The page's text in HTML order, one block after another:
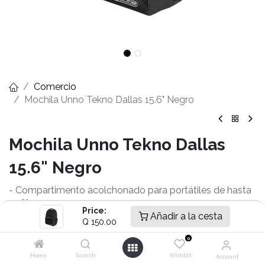
Price:
Q 150.00 Añadir a la cesta
Home Search
0
Wishlist Account
Comercio
Mochila Unno Tekno Dallas 15.6" Negro
Mochila Unno Tekno Dallas
15.6" Negro
- Compartimento acolchonado para portátiles de hasta
15,6".
- Gran compartimento principal
- Bolsillo frontal con zipper
- Bolsillo interior mediano
- Correas acolchonadas y ajustables para los hombros